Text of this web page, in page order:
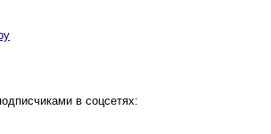
в соцсетях: